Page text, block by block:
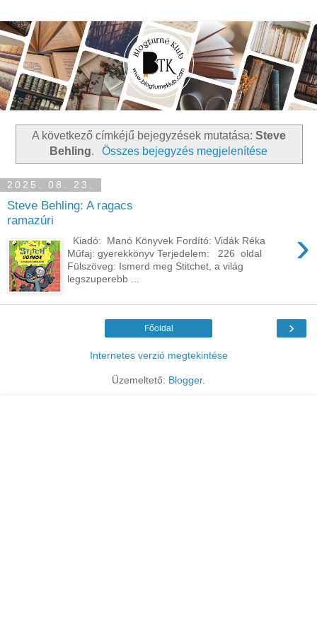
A következő címkéjű bejegyzések mutatása: Steve
Behling. Összes bejegyzés megjelenítése
2025. 08. 23.
Steve Behling: A ragacs
ramazúri
›
Kiadó: Manó Könyvek Fordító: Vidák Réka
Műfaj: gyerekkönyv Terjedelem: 226 oldal
Fülszöveg: Ismerd meg Stitchet, a világ
legszuperebb ...
›
Főoldal
Internetes verzió megtekintése
Üzemeltető: Blogger.